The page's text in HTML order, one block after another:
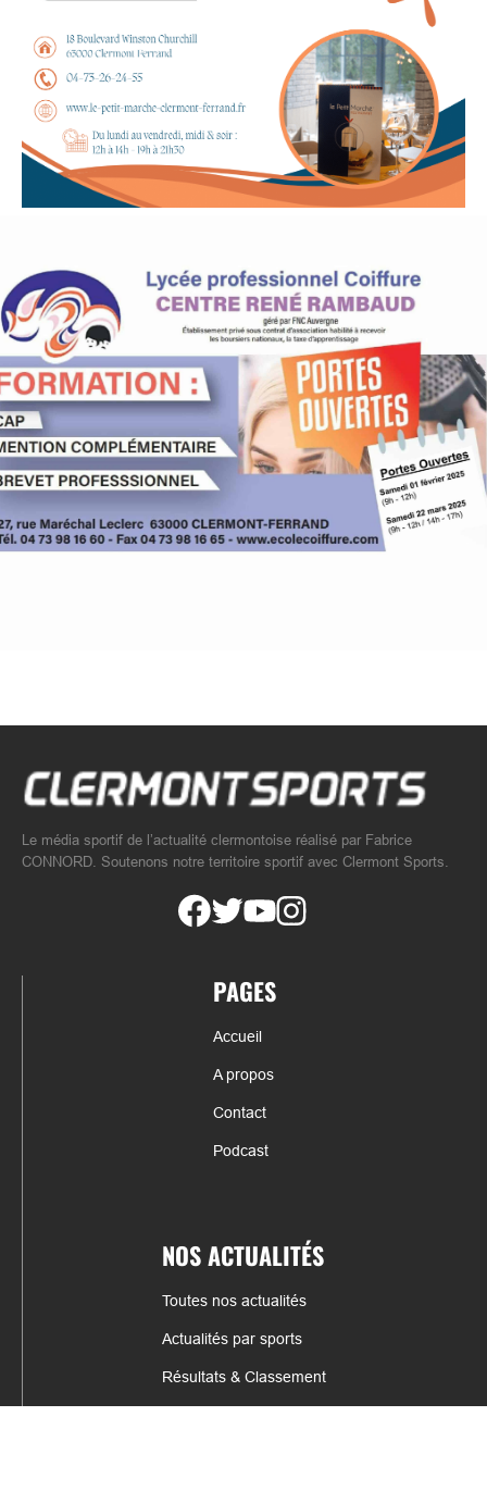
Le média sportif de l’actualité clermontoise réalisé par Fabrice
CONNORD. Soutenons notre territoire sportif avec Clermont Sports.
PAGES
Accueil
A propos
Contact
Podcast
NOS ACTUALITÉS
Toutes nos actualités
Actualités par sports
Résultats & Classement